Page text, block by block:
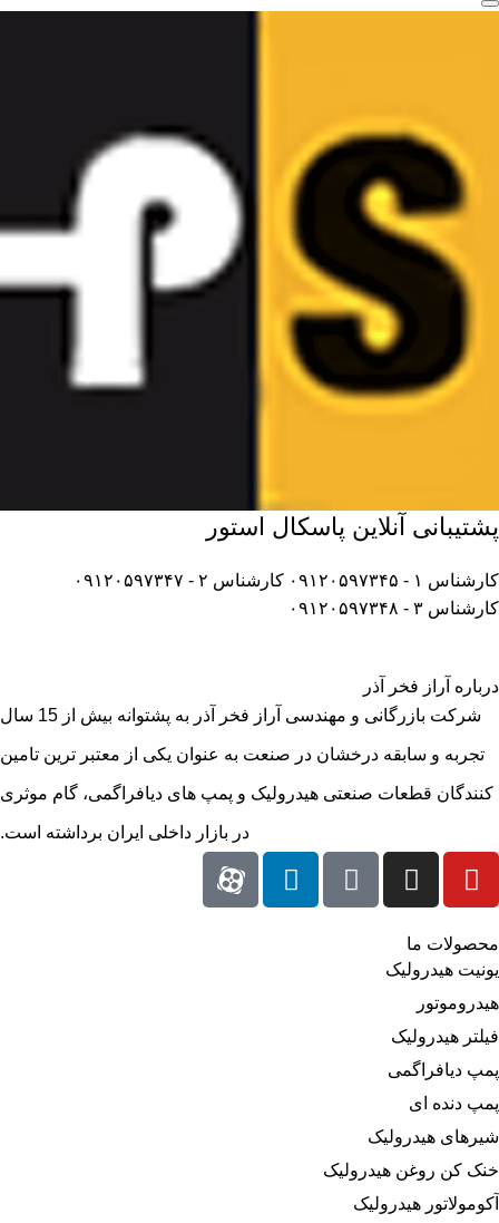
پشتیبانی آنلاین پاسکال استور
کارشناس ۱ - ۰۹۱۲۰۵۹۷۳۴۵
کارشناس ۲ - ۰۹۱۲۰۵۹۷۳۴۷
کارشناس ۳ - ۰۹۱۲۰۵۹۷۳۴۸
درباره آراز فخر آذر
شرکت بازرگانی و مهندسی آراز فخر آذر به پشتوانه بیش از 15 سال
تجربه و سابقه درخشان در صنعت به عنوان یکی از معتبر ترین تامین
کنندگان قطعات صنعتی هیدرولیک و پمپ های دیافراگمی، گام موثری
در بازار داخلی ایران برداشته است.
محصولات ما
یونیت هیدرولیک
هیدروموتور
فیلتر هیدرولیک
پمپ دیافراگمی
پمپ دنده ای
شیرهای هیدرولیک
خنک کن روغن هیدرولیک
آکومولاتور هیدرولیک